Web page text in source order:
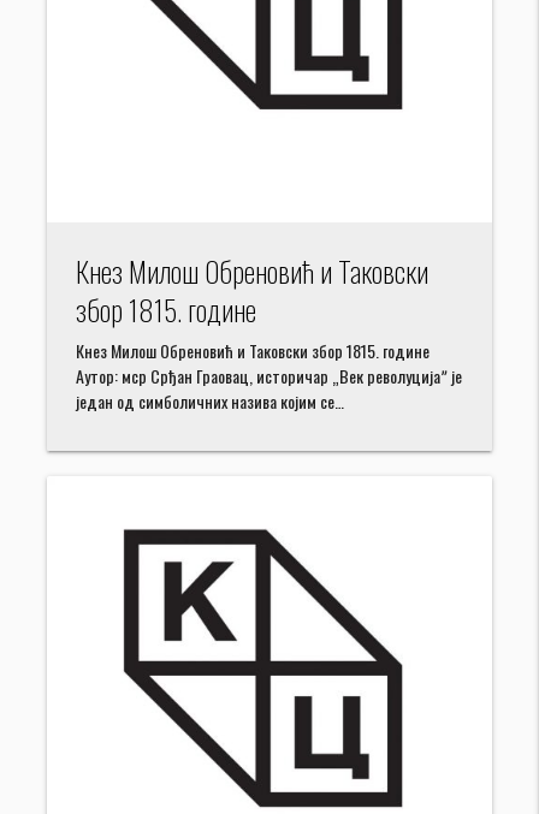
Кнез Милош Обреновић и Таковски
збор 1815. године
Кнез Милош Обреновић и Таковски збор 1815. године
Аутор: мср Срђан Граовац, историчар „Век револуцијаˮ је
један од симболичних назива којим се…